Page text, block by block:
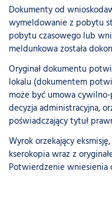
Dokumenty od
wymeldowanie z pobytu
pobytu czasowego lub
meldunkowa została
Oryginał dokumentu
lokalu (dokumentem
może być umowa
decyzja administracyjna,
poświadczający tytuł
Wyrok orzekający
kserokopia wraz z
Potwierdzenie wniesienia